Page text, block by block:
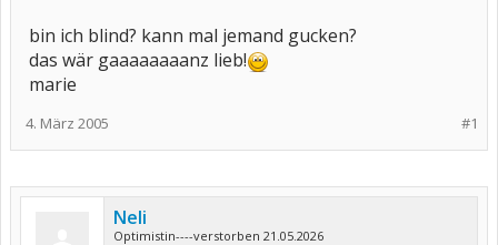
bin ich blind? kann mal jemand gucken?
das wär gaaaaaaaanz lieb!
marie
#1
4. März 2005
Neli
Optimistin----verstorben 21.05.2026